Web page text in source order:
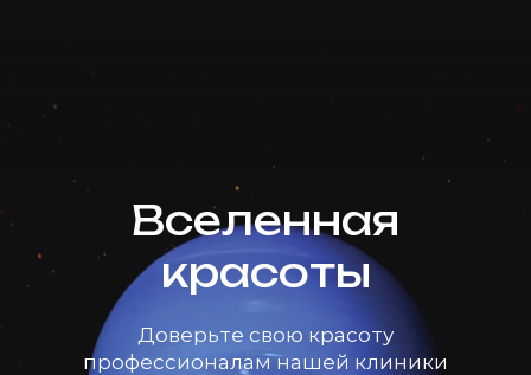
Вселенная
красоты
Доверьте свою красоту
профессионалам нашей клиники